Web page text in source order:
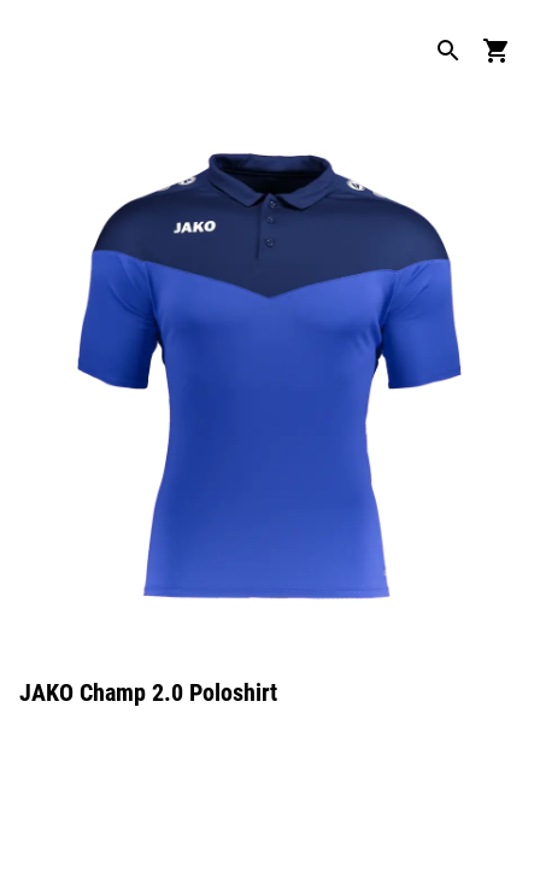
JAKO Champ 2.0 Poloshirt